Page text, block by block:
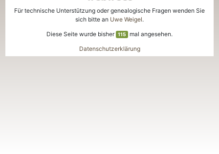
Für technische Unterstützung oder genealogische Fragen wenden Sie
sich bitte an Uwe Weigel.
Diese Seite wurde bisher 115
mal angesehen.
Datenschutzerklärung